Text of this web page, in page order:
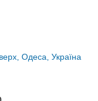
Одеса, Україна